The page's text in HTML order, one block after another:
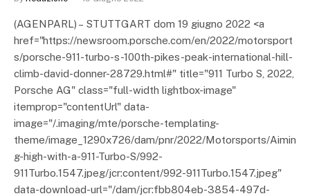
(AGENPARL) – STUTTGART dom 19 giugno 2022 <a
href="https://newsroom.porsche.com/en/2022/motorsport
s/porsche-911-turbo-s-100th-pikes-peak-international-hill-
climb-david-donner-28729.html#" title="911 Turbo S, 2022,
Porsche AG" class="full-width lightbox-image"
itemprop="contentUrl" data-
image="/.imaging/mte/porsche-templating-
theme/image_1290x726/dam/pnr/2022/Motorsports/Aimin
g-high-with-a-911-Turbo-S/992-
911Turbo.1547.jpeg/jcr:content/992-911Turbo.1547.jpeg"
data-download-url="/dam/jcr:fbb804eb-3854-497d-